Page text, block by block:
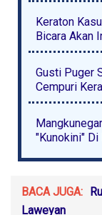
Keraton
Bicara Akan
Gusti Puger
Cempuri
"Kunokini"
BACA JUGA:
Laweyan